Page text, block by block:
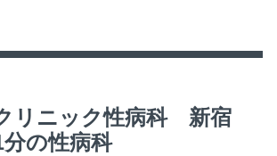
リニック性病科 新宿
の性病科